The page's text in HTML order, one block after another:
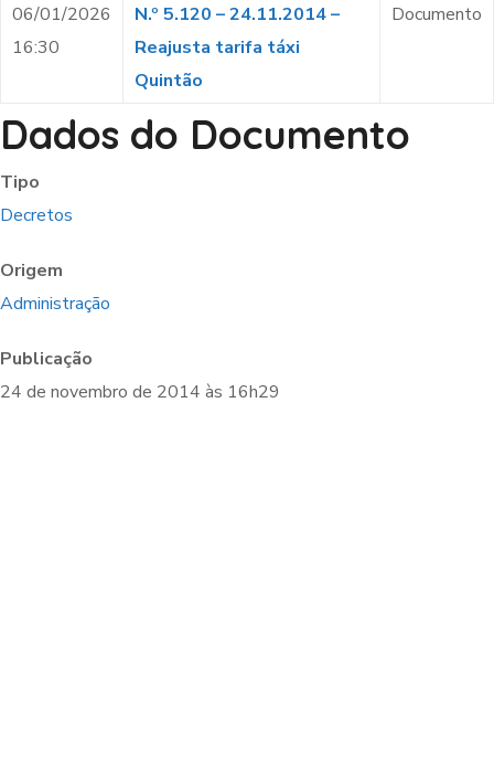
06/01/2026
16:30
N.º 5.120 – 24.11.2014 –
Reajusta tarifa táxi
Quintão
Documento
Dados do Documento
Tipo
Decretos
Origem
Administração
Publicação
24 de novembro de 2014 às 16h29